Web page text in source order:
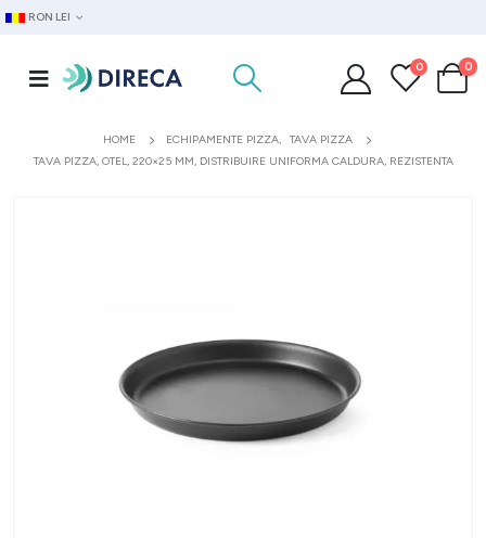
RON LEI
0 0
HOME ECHIPAMENTE PIZZA,
TAVA PIZZA
TAVA PIZZA, OTEL, 220×25 MM, DISTRIBUIRE UNIFORMA CALDURA, REZISTENTA